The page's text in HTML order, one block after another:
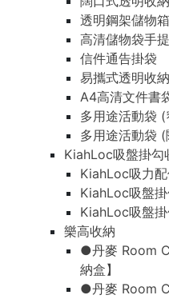
透明鋼架儲物箱
高清儲物袋手
信件通告掛袋
易攜式透明收
A4高清文件書
多用途活動袋 (
多用途活動袋 (
KiahLoc吸盤掛勾
KiahLoc吸力
KiahLoc吸盤
KiahLoc吸盤
樂高收納
●丹麥 Room
納盒】
●丹麥 Room